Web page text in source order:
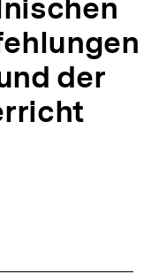
der